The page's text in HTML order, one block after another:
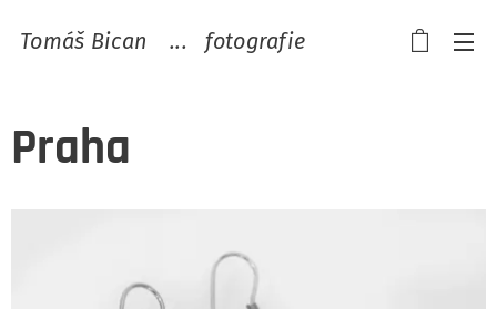
Tomáš Bican ... fotografie
Praha